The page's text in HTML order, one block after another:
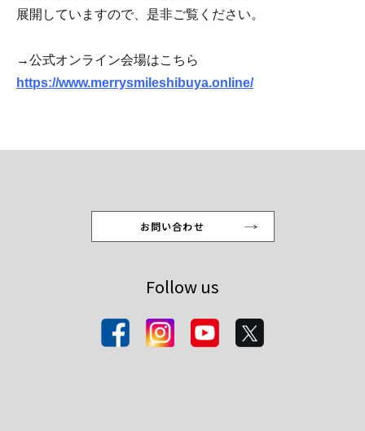
展開していますので、是非ご覧ください。
→公式オンライン会場はこちら
https://www.merrysmileshibuya.online/
お問い合わせ
Follow us